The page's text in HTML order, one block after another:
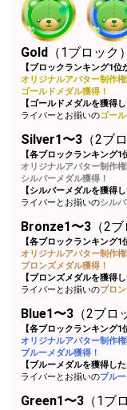
Gold （1ブロック）
【ブロックランキング1位
オリジナルアバター制作権
ゴールドメダル獲得！
【ゴールドメダルを獲得
ライバーとお揃いのゴー
Silver1〜3 （2ブ
【各ブロックランキング1
オリジナルアバター制作権
シルバーメダル獲得！
【シルバーメダルを獲得
ライバーとお揃いのシル
Bronze1〜3 （2
【各ブロックランキング1
オリジナルアバター制作権
ブロンズメダル獲得！
【ブロンズメダルを獲得
ライバーとお揃いのブロ
Blue1〜3 （2ブロ
【各ブロックランキング1
オリジナルアバター制作権
ブルーメダル獲得！
【ブルーメダルを獲得し
ライバーとお揃いのブル
Green1〜3 （1ブ